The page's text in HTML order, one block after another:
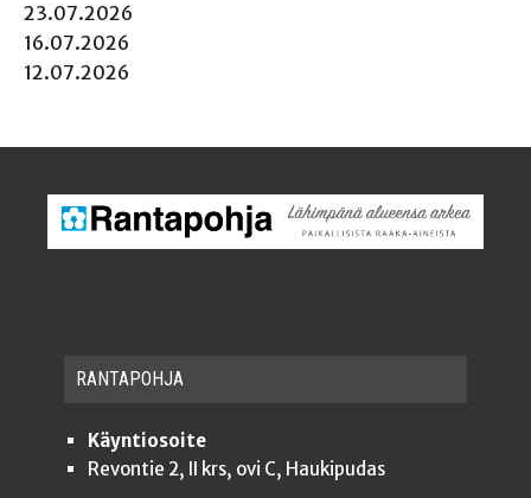
23.07.2026
16.07.2026
12.07.2026
RAN­TA­POH­JA
Käyntiosoite
Revontie 2, II krs, ovi C, Haukipudas